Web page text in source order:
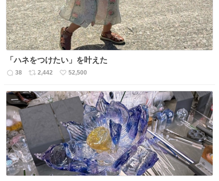
「ハネをつけたい」を叶えた
返
数
38
リ
ス
ト
2,442
い
ね
52,500